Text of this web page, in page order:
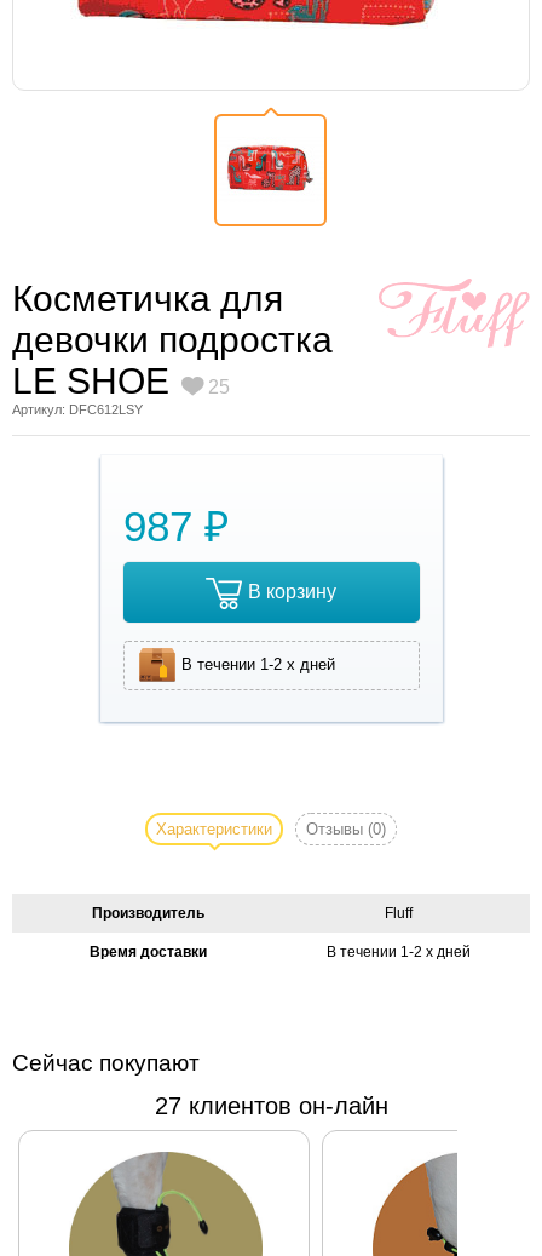
Косметичка для
девочки подростка
LE SHOE
25
Артикул: DFC612LSY
987 ₽
В корзину
В течении 1-2 х дней
стильная и
косметичка.
лакированной
запоминающийся
подарок. Размер:
19х7,5х10 см.
Характеристики Отзывы (0)
Производитель Fluff
Время доставки В течении 1-2 х дней
Сейчас покупают
27 клиентов он-лайн